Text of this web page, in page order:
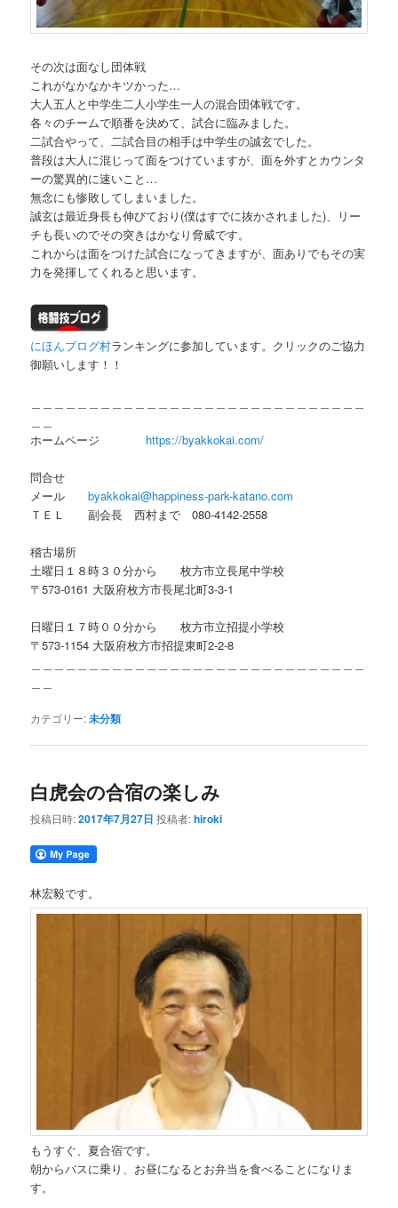
その次は面なし団体戦
これがなかなかキツかった…
大人五人と中学生二人小学生一人の混合団体戦です。
各々のチームで順番を決めて、試合に臨みました。
二試合やって、二試合目の相手は中学生の誠玄でした。
普段は大人に混じって面をつけていますが、面を外すとカウンタ
ーの驚異的に速いこと…
無念にも惨敗してしまいました。
誠玄は最近身長も伸びており(僕はすでに抜かされました)、リー
チも長いのでその突きはかなり脅威です。
これからは面をつけた試合になってきますが、面ありでもその実
力を発揮してくれると思います。
にほんブログ村ランキングに参加しています。クリックのご協力
御願いします！！
ホームページ https://byakkokai.com/
問合せ
メールbyakkokai@happiness-park-katano.com
ＴＥＬ 副会長 西村まで 080-4142-2558
稽古場所
土曜日１８時３０分から 枚方市立長尾中学校
〒573-0161 大阪府枚方市長尾北町3-3-1
日曜日１７時００分から 枚方市立招提小学校
〒573-1154 大阪府枚方市招提東町2-2-8
カテゴリー:未分類
白虎会の合宿の楽しみ
投稿日時:2017年7月27日 投稿者:hiroki
林宏毅です。
もうすぐ、夏合宿です。
朝からバスに乗り、お昼になるとお弁当を食べることになりま
す。